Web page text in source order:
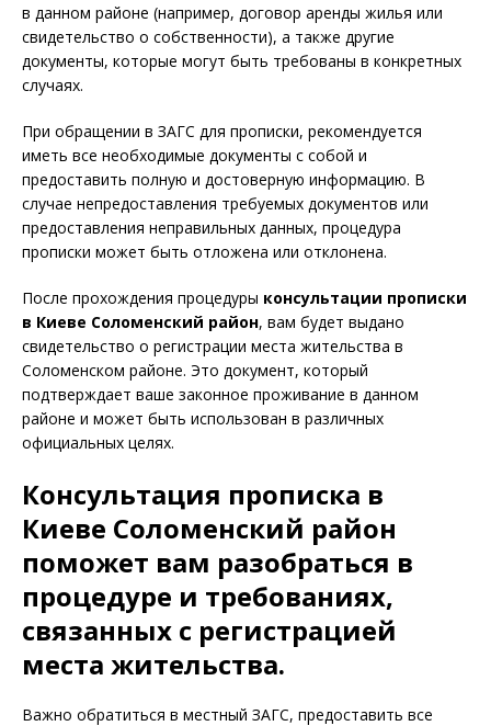
в данном районе (например, договор аренды жилья или
свидетельство о собственности), а также другие
документы, которые могут быть требованы в конкретных
случаях.
При обращении в ЗАГС для прописки, рекомендуется
иметь все необходимые документы с собой и
предоставить полную и достоверную информацию. В
случае непредоставления требуемых документов или
предоставления неправильных данных, процедура
прописки может быть отложена или отклонена.
После прохождения процедуры консультации прописки
в Киеве Соломенский район, вам будет выдано
свидетельство о регистрации места жительства в
Соломенском районе. Это документ, который
подтверждает ваше законное проживание в данном
районе и может быть использован в различных
официальных целях.
Консультация прописка в
Киеве Соломенский район
поможет вам разобраться в
процедуре и требованиях,
связанных с регистрацией
места жительства.
Важно обратиться в местный ЗАГС, предоставить все